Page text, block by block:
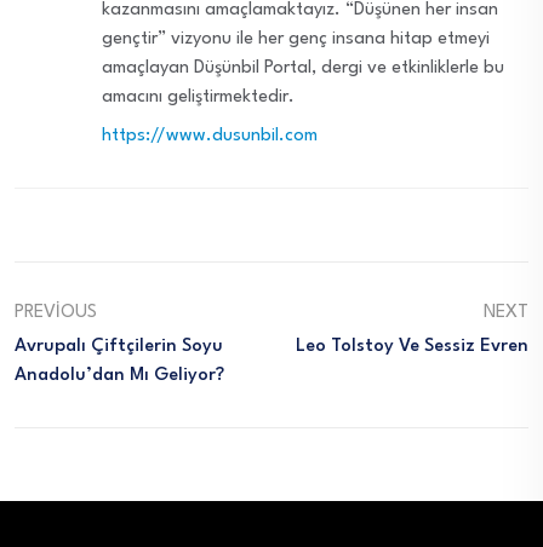
kazanmasını amaçlamaktayız. “Düşünen her insan
gençtir” vizyonu ile her genç insana hitap etmeyi
amaçlayan Düşünbil Portal, dergi ve etkinliklerle bu
amacını geliştirmektedir.
https://www.dusunbil.com
PREVIOUS
Avrupalı Çiftçilerin Soyu
Anadolu’dan Mı Geliyor?
NEXT
Leo Tolstoy Ve Sessiz Evren